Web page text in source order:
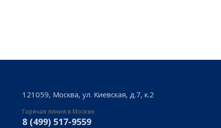
121059, Москва, ул. Киевская, д.7, к.2
Горячая линия в Москве
8 (499) 517-9559